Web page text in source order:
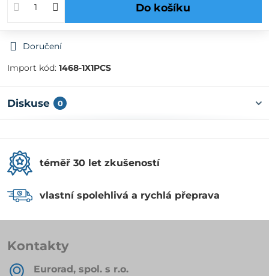
Do košíku
Doručení
Import kód: 1468-1X1PCS
Diskuse 0
téměř 30 let zkušeností
vlastní spolehlivá a rychlá přeprava
Kontakty
Eurorad, spol​. s r​.o​.